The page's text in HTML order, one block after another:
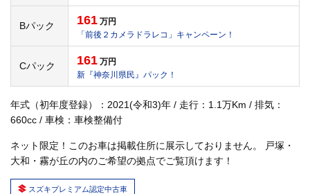
Bパック 161 万円
「前後２カメラドラレコ」キャンペーン！
Cパック 161 万円
新『神奈川県民』パック！
年式（初年度登録）：2021(令和3)年 / 走行：1.1万Km / 排気：
660cc / 車検：車検整備付
ネット限定！このお車は掲載住所に展示しておりません。 戸塚・
大和・霧が丘の内のご希望の拠点でご覧頂けます！
スズキプレミアム認定中古車